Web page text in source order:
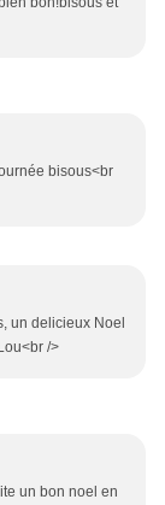
bisous<br
un delicieux Noel
/>
un bon noel en